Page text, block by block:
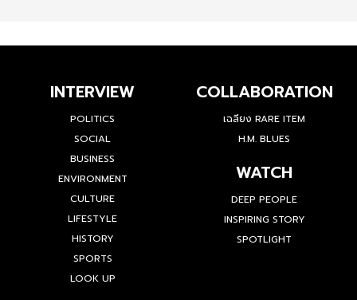
INTERVIEW
POLITICS
SOCIAL
BUSINESS
ENVIRONMENT
CULTURE
LIFESTYLE
HISTORY
SPORTS
LOOK UP
COLLABORATION
เฉลียง RARE ITEM
H.M. BLUES
WATCH
DEEP PEOPLE
INSPIRING STORY
SPOTLIGHT